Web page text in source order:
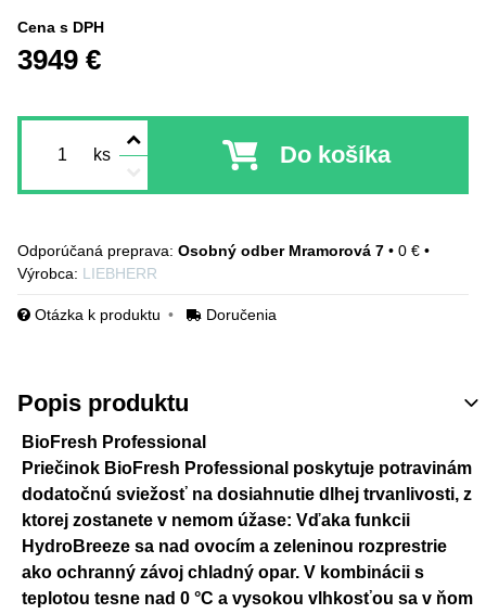
Cena s DPH
3949 €
ks Do košíka
Osobný odber Mramorová 7 • 0 € •
Výrobca: LIEBHERR
Otázka k produktu Doručenia
Popis produktu
BioFresh Professional
Priečinok BioFresh Professional poskytuje potravinám
dodatočnú sviežosť na dosiahnutie dlhej trvanlivosti, z
ktorej zostanete v nemom úžase: Vďaka funkcii
HydroBreeze sa nad ovocím a zeleninou rozprestrie
ako ochranný závoj chladný opar. V kombinácii s
teplotou tesne nad 0 °C a vysokou vlhkosťou sa v ňom